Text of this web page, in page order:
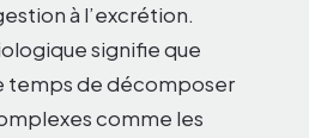
à l’excrétion.
signifie que
temps de décomposer
comme les